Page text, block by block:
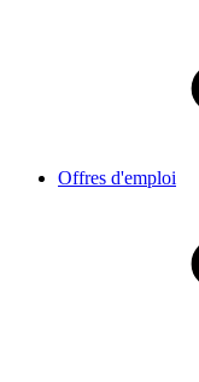
Offres d'emploi